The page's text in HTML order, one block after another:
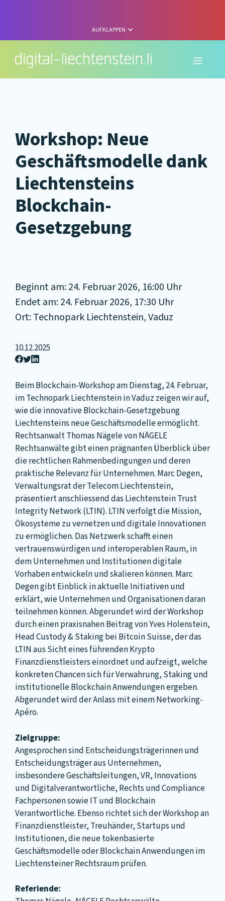
AUFKLAPPEN
Menü
Workshop: Neue
Geschäftsmodelle dank
Liechtensteins
Blockchain-
Gesetzgebung
Beginnt am: 24. Februar 2026, 16:00 Uhr
Endet am: 24. Februar 2026, 17:30 Uhr
Ort: Technopark Liechtenstein, Vaduz
10.12.2025
Beim Blockchain-Workshop am Dienstag, 24. Februar,
im Technopark Liechtenstein in Vaduz zeigen wir auf,
wie die innovative Blockchain-Gesetzgebung
Liechtensteins neue Geschäftsmodelle ermöglicht.
Rechtsanwalt Thomas Nägele von NÄGELE
Rechtsanwälte gibt einen prägnanten Überblick über
die rechtlichen Rahmenbedingungen und deren
praktische Relevanz für Unternehmen. Marc Degen,
Verwaltungsrat der Telecom Liechtenstein,
präsentiert anschliessend das Liechtenstein Trust
Integrity Network (LTIN). LTIN verfolgt die Mission,
Ökosysteme zu vernetzen und digitale Innovationen
zu ermöglichen. Das Netzwerk schafft einen
vertrauenswürdigen und interoperablen Raum, in
dem Unternehmen und Institutionen digitale
Vorhaben entwickeln und skalieren können. Marc
Degen gibt Einblick in aktuelle Initiativen und
erklärt, wie Unternehmen und Organisationen daran
teilnehmen können. Abgerundet wird der Workshop
durch einen praxisnahen Beitrag von Yves Holenstein,
Head Custody & Staking bei Bitcoin Suisse, der das
LTIN aus Sicht eines führenden Krypto
Finanzdienstleisters einordnet und aufzeigt, welche
konkreten Chancen sich für Verwahrung, Staking und
institutionelle Blockchain Anwendungen ergeben.
Abgerundet wird der Anlass mit einem Networking-
Apéro.
Zielgruppe:
Angesprochen sind Entscheidungsträgerinnen und
Entscheidungsträger aus Unternehmen,
insbesondere Geschäftsleitungen, VR, Innovations
und Digitalverantwortliche, Rechts und Compliance
Fachpersonen sowie IT und Blockchain
Verantwortliche. Ebenso richtet sich der Workshop an
Finanzdienstleister, Treuhänder, Startups und
Institutionen, die neue tokenbasierte
Geschäftsmodelle oder Blockchain Anwendungen im
Liechtensteiner Rechtsraum prüfen.
Referiende: